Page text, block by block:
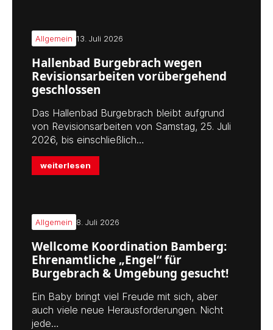
Allgemein 13. Juli 2026
Hallenbad Burgebrach wegen
Revisionsarbeiten vorübergehend
geschlossen
Das Hallenbad Burgebrach bleibt aufgrund
von Revisionsarbeiten von Samstag, 25. Juli
2026, bis einschließlich…
weiterlesen
Allgemein 8. Juli 2026
Wellcome Koordination Bamberg:
Ehrenamtliche „Engel“ für
Burgebrach & Umgebung gesucht!
Ein Baby bringt viel Freude mit sich, aber
auch viele neue Herausforderungen. Nicht
jede…